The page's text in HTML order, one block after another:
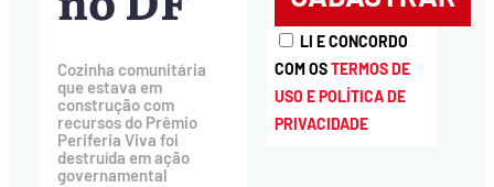
Cozinha comunitária
que estava em
construção com
recursos do Prêmio
Periferia Viva foi
destruída em ação
governamental
LI E CONCORDO
COM OSTERMOS DE
USO E POLÍTICA DE
PRIVACIDADE